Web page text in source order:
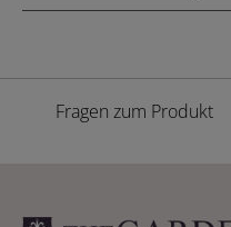
Fragen zum Produkt